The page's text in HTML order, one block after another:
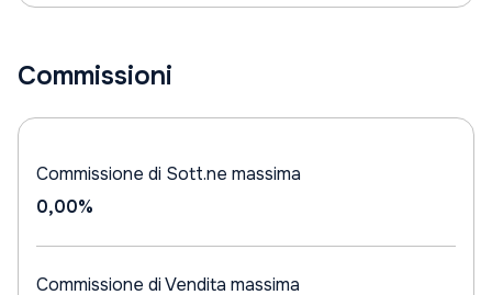
Commissioni
Commissione di Sott.ne massima
0,00%
Commissione di Vendita massima